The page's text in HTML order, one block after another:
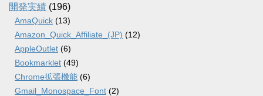
開発実績 (196)
AmaQuick (13)
Amazon_Quick_Affiliate_(JP) (12)
AppleOutlet (6)
Bookmarklet (49)
Chrome拡張機能 (6)
Gmail_Monospace_Font (2)